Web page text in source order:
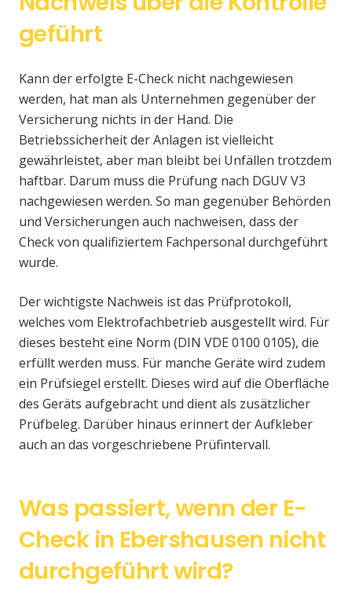
geführt
Kann der erfolgte E-Check nicht nachgewiesen
werden, hat man als Unternehmen gegenüber der
Versicherung nichts in der Hand. Die
Betriebssicherheit der Anlagen ist vielleicht
gewährleistet, aber man bleibt bei Unfällen trotzdem
haftbar. Darum muss die Prüfung nach DGUV V3
nachgewiesen werden. So man gegenüber Behörden
und Versicherungen auch nachweisen, dass der
Check von qualifiziertem Fachpersonal durchgeführt
wurde.
Der wichtigste Nachweis ist das Prüfprotokoll,
welches vom Elektrofachbetrieb ausgestellt wird. Für
dieses besteht eine Norm (DIN VDE 0100 0105), die
erfüllt werden muss. Für manche Geräte wird zudem
ein Prüfsiegel erstellt. Dieses wird auf die Oberfläche
des Geräts aufgebracht und dient als zusätzlicher
Prüfbeleg. Darüber hinaus erinnert der Aufkleber
auch an das vorgeschriebene Prüfintervall.
Was passiert, wenn der E-
Check in Ebershausen nicht
durchgeführt wird?